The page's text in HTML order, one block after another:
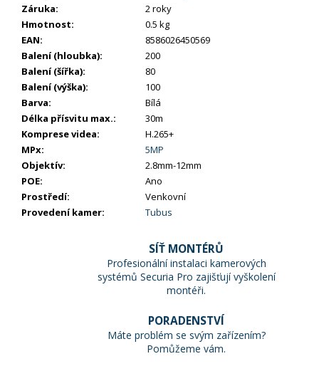
Záruka:
2 roky
Hmotnost:
0.5 kg
EAN:
8586026450569
Balení (hloubka):
200
Balení (šířka):
80
Balení (výška):
100
Barva:
Bílá
Délka přísvitu max.:
30m
Komprese videa:
H.265+
MPx:
5MP
Objektív:
2.8mm-12mm
POE:
Ano
Prostředí:
Venkovní
Provedení kamer: Tubus
SÍŤ MONTÉRŮ
Profesionální instalaci kamerových
systémů Securia Pro zajišťují vyškolení
montéři.
PORADENSTVÍ
Máte problém se svým zařízením?
Pomůžeme vám.